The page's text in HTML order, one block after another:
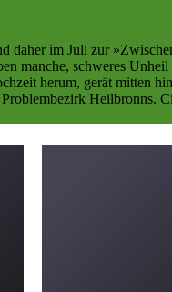
daher im Juli zur
manche, schweres
herum, gerät mitten
Heilbronns.